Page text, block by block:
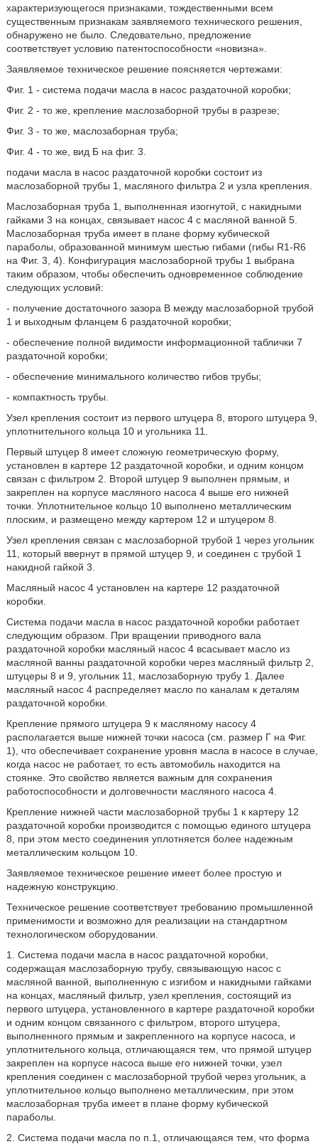
характеризующегося признаками, тождественными всем
существенным признакам заявляемого технического решения,
обнаружено не было. Следовательно, предложение
соответствует условию патентоспособности «новизна».
Заявляемое техническое решение поясняется чертежами:
Фиг. 1 - система подачи масла в насос раздаточной коробки;
Фиг. 2 - то же, крепление маслозаборной трубы в разрезе;
Фиг. 3 - то же, маслозаборная труба;
Фиг. 4 - то же, вид Б на фиг. 3.
подачи масла в насос раздаточной коробки состоит из
маслозаборной трубы 1, масляного фильтра 2 и узла крепления.
Маслозаборная труба 1, выполненная изогнутой, с накидными
гайками 3 на концах, связывает насос 4 с масляной ванной 5.
Маслозаборная труба имеет в плане форму кубической
параболы, образованной минимум шестью гибами (гибы R1-R6
на Фиг. 3, 4). Конфигурация маслозаборной трубы 1 выбрана
таким образом, чтобы обеспечить одновременное соблюдение
следующих условий:
- получение достаточного зазора В между маслозаборной трубой
1 и выходным фланцем 6 раздаточной коробки;
- обеспечение полной видимости информационной таблички 7
раздаточной коробки;
- обеспечение минимального количество гибов трубы;
- компактность трубы.
Узел крепления состоит из первого штуцера 8, второго штуцера 9,
уплотнительного кольца 10 и угольника 11.
Первый штуцер 8 имеет сложную геометрическую форму,
установлен в картере 12 раздаточной коробки, и одним концом
связан с фильтром 2. Второй штуцер 9 выполнен прямым, и
закреплен на корпусе масляного насоса 4 выше его нижней
точки. Уплотнительное кольцо 10 выполнено металлическим
плоским, и размещено между картером 12 и штуцером 8.
Узел крепления связан с маслозаборной трубой 1 через угольник
11, который ввернут в прямой штуцер 9, и соединен с трубой 1
накидной гайкой 3.
Масляный насос 4 установлен на картере 12 раздаточной
коробки.
Система подачи масла в насос раздаточной коробки работает
следующим образом. При вращении приводного вала
раздаточной коробки масляный насос 4 всасывает масло из
масляной ванны раздаточной коробки через масляный фильтр 2,
штуцеры 8 и 9, угольник 11, маслозаборную трубу 1. Далее
масляный насос 4 распределяет масло по каналам к деталям
раздаточной коробки.
Крепление прямого штуцера 9 к масляному насосу 4
располагается выше нижней точки насоса (см. размер Г на Фиг.
1), что обеспечивает сохранение уровня масла в насосе в случае,
когда насос не работает, то есть автомобиль находится на
стоянке. Это свойство является важным для сохранения
работоспособности и долговечности масляного насоса 4.
Крепление нижней части маслозаборной трубы 1 к картеру 12
раздаточной коробки производится с помощью единого штуцера
8, при этом место соединения уплотняется более надежным
металлическим кольцом 10.
Заявляемое техническое решение имеет более простую и
надежную конструкцию.
Техническое решение соответствует требованию промышленной
применимости и возможно для реализации на стандартном
технологическом оборудовании.
1. Система подачи масла в насос раздаточной коробки,
содержащая маслозаборную трубу, связывающую насос с
масляной ванной, выполненную с изгибом и накидными гайками
на концах, масляный фильтр, узел крепления, состоящий из
первого штуцера, установленного в картере раздаточной коробки
и одним концом связанного с фильтром, второго штуцера,
выполненного прямым и закрепленного на корпусе насоса, и
уплотнительного кольца, отличающаяся тем, что прямой штуцер
закреплен на корпусе насоса выше его нижней точки, узел
крепления соединен с маслозаборной трубой через угольник, а
уплотнительное кольцо выполнено металлическим, при этом
маслозаборная труба имеет в плане форму кубической
параболы.
2. Система подачи масла по п.1, отличающаяся тем, что форма